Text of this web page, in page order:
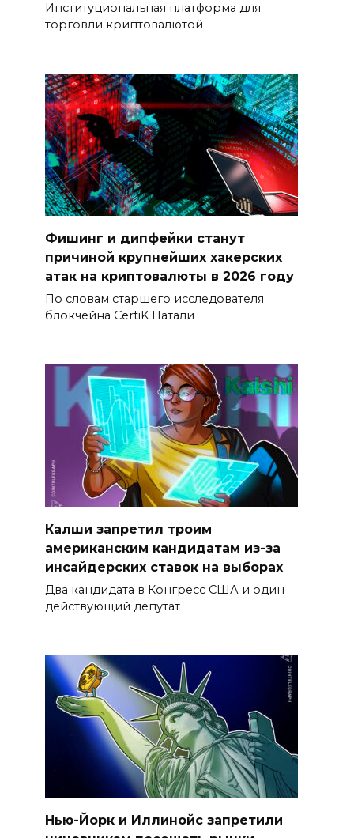
Институциональная платформа для
торговли криптовалютой
Фишинг и дипфейки станут
причиной крупнейших хакерских
атак на криптовалюты в 2026 году
По словам старшего исследователя
блокчейна CertiK Натали
Калши запретил троим
американским кандидатам из-за
инсайдерских ставок на выборах
Два кандидата в Конгресс США и один
действующий депутат
Нью-Йорк и Иллинойс запретили